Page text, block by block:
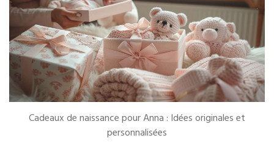
Cadeaux de naissance pour Anna : Idées originales et
personnalisées